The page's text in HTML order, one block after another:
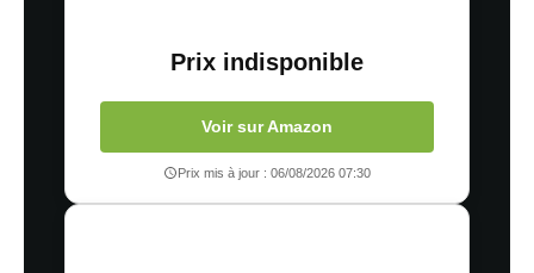
Prix indisponible
Voir sur Amazon
Prix mis à jour : 06/08/2026 07:30